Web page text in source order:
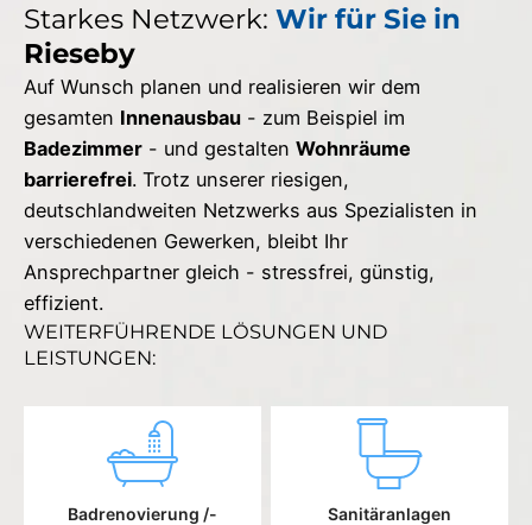
Starkes Netzwerk: Wir für Sie in
Rieseby
Auf Wunsch planen und realisieren wir dem
gesamten Innenausbau - zum Beispiel im
Badezimmer - und gestalten Wohnräume
barrierefrei. Trotz unserer riesigen,
deutschlandweiten Netzwerks aus Spezialisten in
verschiedenen Gewerken, bleibt Ihr
Ansprechpartner gleich - stressfrei, günstig,
effizient.
WEITERFÜHRENDE LÖSUNGEN UND
LEISTUNGEN:
Badrenovierung /-
Sanitäranlagen